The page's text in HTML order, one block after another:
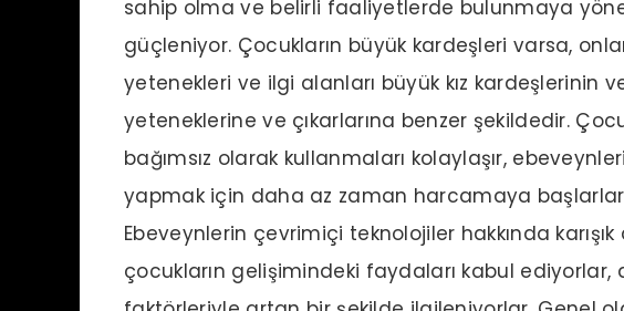
sahip olma ve belirli faaliyetlerde bulunmaya
güçleniyor. Çocukların büyük kardeşleri varsa,
yetenekleri ve ilgi alanları büyük kız kardeşlerinin
yeteneklerine ve çıkarlarına benzer şekildedir.
bağımsız olarak kullanmaları kolaylaşır,
yapmak için daha az zaman harcamaya
Ebeveynlerin çevrimiçi teknolojiler hakkında
çocukların gelişimindeki faydaları kabul